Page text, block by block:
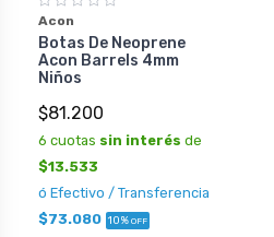
Acon
Botas De Neoprene
Acon Barrels 4mm
Niños
$81.200
6 cuotas sin interés de
$13.533
ó Efectivo / Transferencia
$73.080 10% OFF